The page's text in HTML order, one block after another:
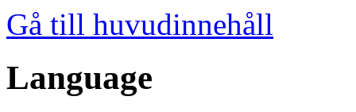
Gå till huvudinnehåll
Language